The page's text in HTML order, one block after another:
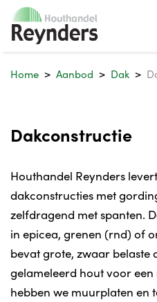
Home Aanbod Dak
Dakconstructie
Houthandel Reynders
dakconstructies met
zelfdragend met spanten.
in epicea, grenen (rnd) of
bevat grote, zwaar belaste
gelameleerd hout voor
hebben we muurplaten en